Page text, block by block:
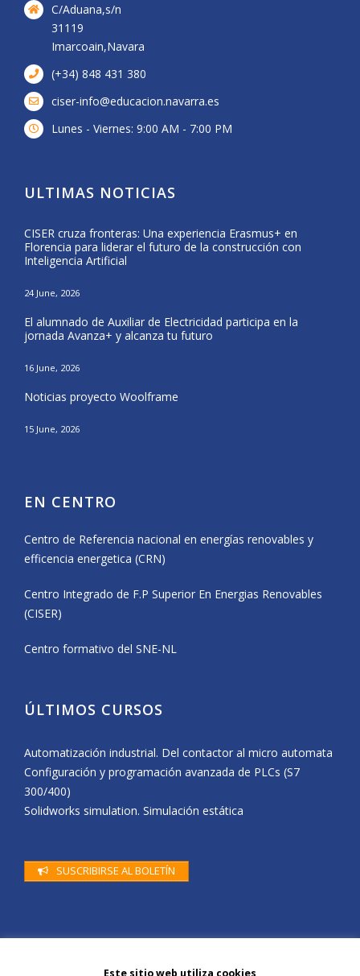
C/Aduana,s/n
31119
Imarcoain,Navara
(+34) 848 431 380
ciser-info@educacion.navarra.es
Lunes - Viernes: 9:00 AM - 7:00 PM
ULTIMAS NOTICIAS
CISER cruza fronteras: Una experiencia Erasmus+ en
Florencia para liderar el futuro de la construcción con
Inteligencia Artificial
24 June, 2026
El alumnado de Auxiliar de Electricidad participa en la
jornada Avanza+ y alcanza tu futuro
16 June, 2026
Noticias proyecto Woolframe
15 June, 2026
EN CENTRO
Centro de Referencia nacional en energías renovables y
efficencia energetica (CRN)
Centro Integrado de F.P Superior En Energias Renovables
(CISER)
Centro formativo del SNE-NL
ÚLTIMOS CURSOS
Automatización industrial. Del contactor al micro automata
Configuración y programación avanzada de PLCs (S7
300/400)
Solidworks simulation. Simulación estática
SUSCRIBIRSE AL BOLETÍN